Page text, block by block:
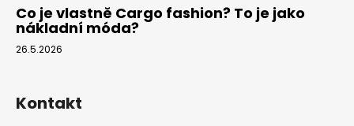
Co je vlastně Cargo fashion? To je jako
nákladní móda?
26.5.2026
Kontakt